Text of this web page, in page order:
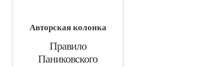
Авторская колонка
​Правило
Паниковского